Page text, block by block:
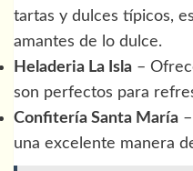
tartas y dulces típicos,
amantes de lo dulce.
Heladeria La Isla –
son perfectos para
Confitería Santa María
una excelente manera